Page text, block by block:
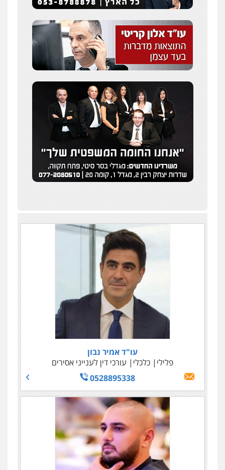
עו"ד אמיר נבון
פלילי
כלכלי
עורכי דין לענייני אסירים
0528895338
עו"ד טליה גרידיש
פלילי כלכלי צבאי עורכי דין לענייני אסירים
0523307111